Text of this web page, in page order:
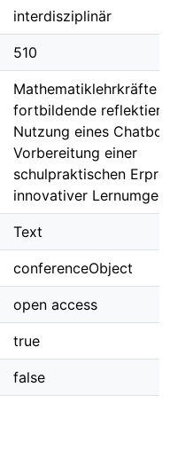
interdisziplinär
510
Mathematiklehrkräfte
fortbildende
Nutzung eines
Vorbereitung einer
schulpraktischen
innovativer
Text
conferenceObject
open access
true
false